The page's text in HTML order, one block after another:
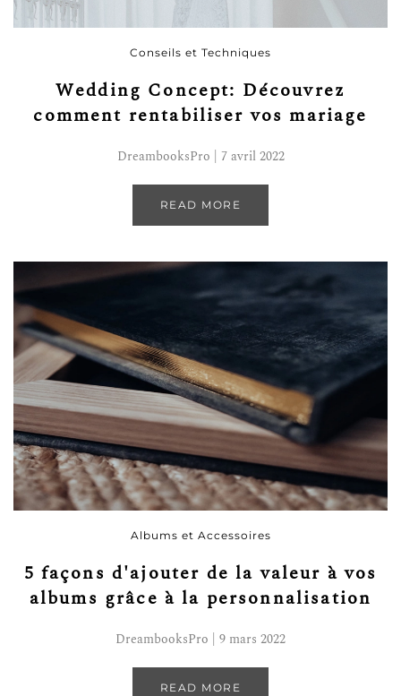
Conseils et Techniques
Wedding Concept: Découvrez
comment rentabiliser vos mariage
DreambooksPro | 7 avril 2022
READ MORE
Albums et Accessoires
5 façons d'ajouter de la valeur à vos
albums grâce à la personnalisation
DreambooksPro | 9 mars 2022
READ MORE